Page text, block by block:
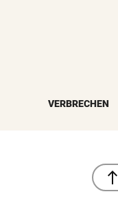
VERBRECHEN
north